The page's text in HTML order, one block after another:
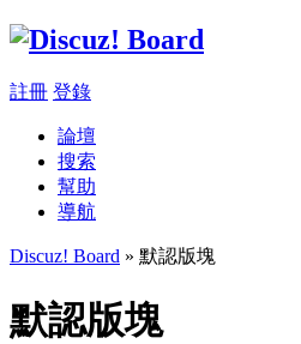
註冊 登錄
論壇
搜索
幫助
導航
Discuz! Board » 默認版塊
默認版塊